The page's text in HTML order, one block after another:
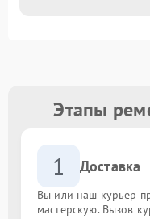
Этапы
1 Доставка
Вы или наш курьер
мастерскую. Вызов